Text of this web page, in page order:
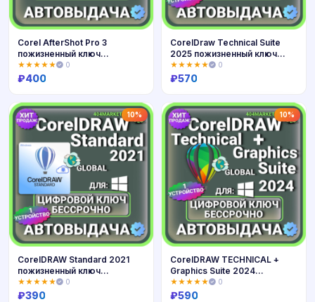
Купить
Corel AfterShot Pro 3
пожизненный ключ
активации ( глобальный )
для Windows\Mac
★★★★★ 0
₽400
Купить
CorelDraw Technical Suite
2025 пожизненный ключ
активации ( глобальный )
★★★★★ 0
₽570
10%
CorelDRAW Standard 2021
пожизненный ключ
активации ( глобальный )
★★★★★ 0
₽390
10%
CorelDRAW TECHNICAL +
Graphics Suite 2024
пожизненный ключ
активации ( глобальный )
★★★★★ 0
₽590